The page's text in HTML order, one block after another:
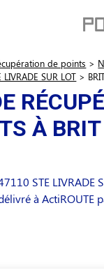
de points >
LIVRADE SUR LOT >
À
STE LIVRADE
à ActiROUTE